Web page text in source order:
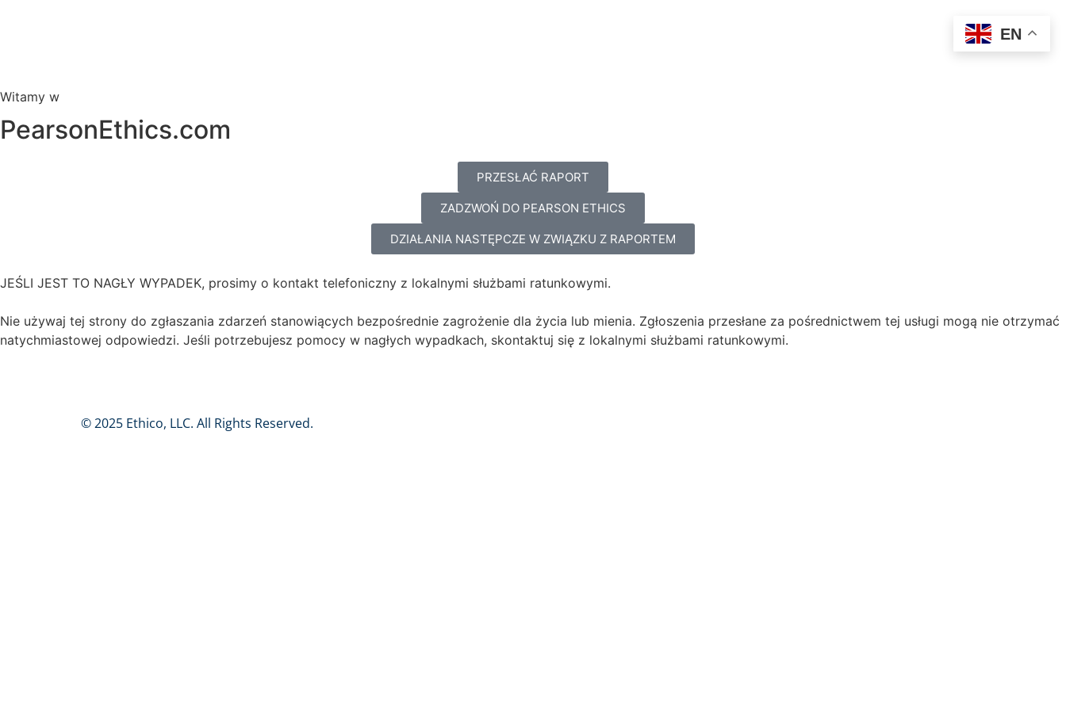
Witamy w
PearsonEthics.com
PRZESŁAĆ RAPORT
ZADZWOŃ DO PEARSON ETHICS
DZIAŁANIA NASTĘPCZE W ZWIĄZKU Z RAPORTEM
JEŚLI JEST TO NAGŁY WYPADEK, prosimy o kontakt telefoniczny z lokalnymi służbami ratunkowymi.
Nie używaj tej strony do zgłaszania zdarzeń stanowiących bezpośrednie zagrożenie dla życia lub mienia. Zgłoszenia przesłane za pośrednictwem tej usługi mogą nie otrzymać
natychmiastowej odpowiedzi. Jeśli potrzebujesz pomocy w nagłych wypadkach, skontaktuj się z lokalnymi służbami ratunkowymi.
© 2025 Ethico, LLC. All Rights Reserved.
EN